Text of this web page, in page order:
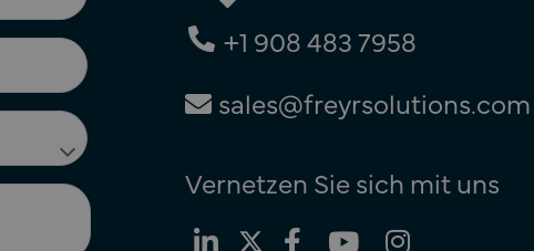
+1 908 483 7958
sales@freyrsolutions.com
Vernetzen Sie sich mit uns